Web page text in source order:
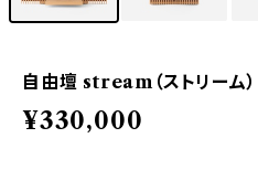
自由壇 stream（ストリーム）
¥330,000